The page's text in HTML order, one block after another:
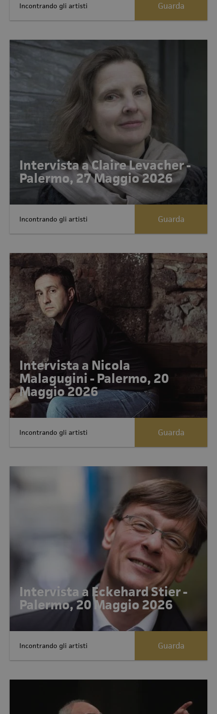
Incontrando gli artisti Guarda
Intervista a Claire Levacher -
Palermo, 27 Maggio 2026
Incontrando gli artisti Guarda
Intervista a Nicola
Malagugini - Palermo, 20
Maggio 2026
Incontrando gli artisti Guarda
Intervista a Eckehard Stier -
Palermo, 20 Maggio 2026
Incontrando gli artisti Guarda